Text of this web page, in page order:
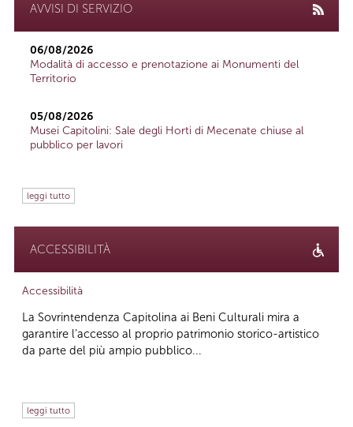
AVVISI DI SERVIZIO
06/08/2026
Modalità di accesso e prenotazione ai Monumenti del
Territorio
05/08/2026
Musei Capitolini: Sale degli Horti di Mecenate chiuse al
pubblico per lavori
leggi tutto
ACCESSIBILITÀ
Accessibilità
La Sovrintendenza Capitolina ai Beni Culturali mira a
garantire l’accesso al proprio patrimonio storico-artistico
da parte del più ampio pubblico...
leggi tutto